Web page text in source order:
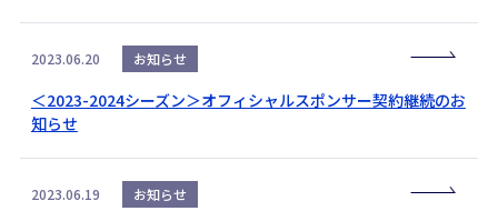
2023.06.20 お知らせ
＜2023-2024シーズン＞オフィシャルスポンサー契約継続のお
知らせ
2023.06.19 お知らせ